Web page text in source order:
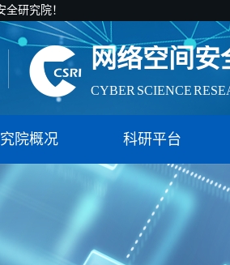
研究院！
CYBER SCIENCE
国家智能社会治
网络空间
院概况 科研平台